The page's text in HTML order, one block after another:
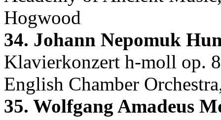
Hogwood
34. Johann Nepomuk
Klavierkonzert h-moll op.
English Chamber
35. Wolfgang Amadeus